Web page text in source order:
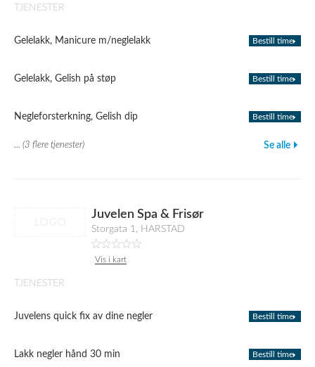
TJENESTER
Gelelakk, Manicure m/neglelakk Bestill time
Gelelakk, Gelish på støp Bestill time
Negleforsterkning, Gelish dip Bestill time
... (3 flere tjenester) Se alle
Juvelen Spa & Frisør
Storgata 1, HARSTAD
Vis i kart
TJENESTER
Juvelens quick fix av dine negler Bestill time
Lakk negler hånd 30 min Bestill time